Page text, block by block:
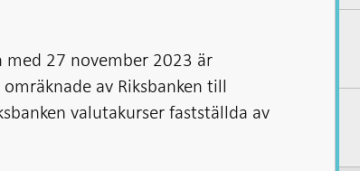
med 27 november 2023 är
av Riksbanken till
valutakurser fastställda av